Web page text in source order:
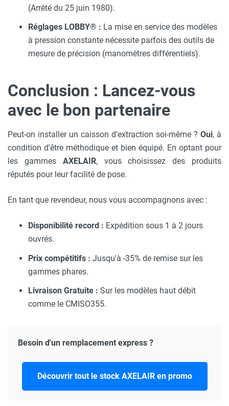
(Arrêté du 25 juin 1980).
Réglages LOBBY® : La mise en service des modèles
à pression constante nécessite parfois des outils de
mesure de précision (manomètres différentiels).
Conclusion : Lancez-vous
avec le bon partenaire
Peut-on installer un caisson d’extraction soi-même ? Oui, à
condition d'être méthodique et bien équipé. En optant pour
les gammes AXELAIR, vous choisissez des produits
réputés pour leur facilité de pose.
En tant que revendeur, nous vous accompagnons avec :
Disponibilité record : Expédition sous 1 à 2 jours
ouvrés.
Prix compétitifs : Jusqu'à -35% de remise sur les
gammes phares.
Livraison Gratuite : Sur les modèles haut débit
comme le CMISO355.
Besoin d'un remplacement express ?
Découvrir tout le stock AXELAIR en promo